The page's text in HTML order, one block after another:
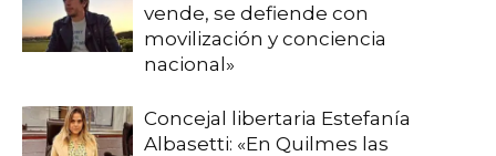
vende, se defiende con
movilización y conciencia
nacional»
Concejal libertaria Estefanía
Albasetti: «En Quilmes las